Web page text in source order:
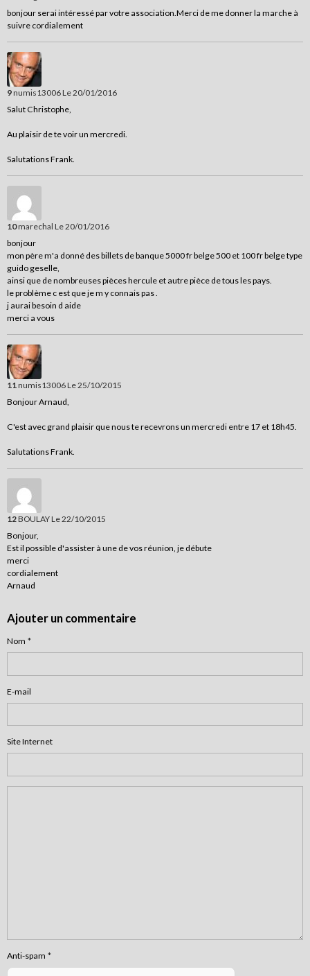
bonjour serai intéressé par votre association.Merci de me donner la marche à
suivre cordialement
9numis13006Le 20/01/2016
Salut Christophe,
Au plaisir de te voir un mercredi.
Salutations Frank.
10marechal Le 20/01/2016
bonjour
mon père m'a donné des billets de banque 5000 fr belge 500 et 100 fr belge type
guido geselle,
ainsi que de nombreuses pièces hercule et autre pièce de tous les pays.
le problème c est que je m y connais pas .
j aurai besoin d aide
merci a vous
11numis13006Le 25/10/2015
Bonjour Arnaud,
C'est avec grand plaisir que nous te recevrons un mercredi entre 17 et 18h45.
Salutations Frank.
12BOULAYLe 22/10/2015
Bonjour,
Est il possible d'assister à une de vos réunion, je débute
merci
cordialement
Arnaud
Ajouter un commentaire
Nom
E-mail
Site Internet
Anti-spam